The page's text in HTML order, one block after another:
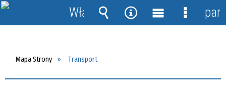
Mapa Strony Transport
Włącz
powiadomienia
Wyszukiwarka
Narzędzia
MenuMenu